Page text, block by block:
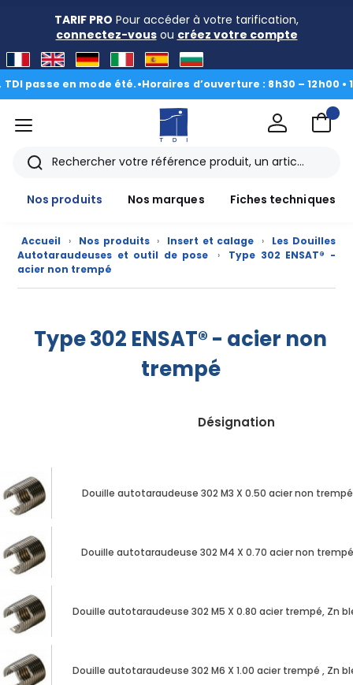
TARIF PRO Pour accéder à votre tarification,
connectez-vousou créez votre compte
passe en mode été.•Horaires d’ouverture : 8h30 – 12h00 •
Nos
CAD/3D
Catalogue
Documentations
Mon
compte
Mon
panier
Contact
menu
Rechercher
Nos produits
Nos marques Fiches techniques
Accueil › Nos produits › Insert et calage ›
Les Douilles
Autotaraudeuses et outil de pose
›
Type 302 ENSAT® -
acier non trempé
Type 302 ENSAT® - acier non
trempé
Désignation
Douille autotaraudeuse 302 M3 X 0.50 acier non trempé
Douille autotaraudeuse 302 M4 X 0.70 acier non trempé
Douille autotaraudeuse 302 M5 X 0.80 acier trempé, Zn
Douille autotaraudeuse 302 M6 X 1.00 acier trempé , Zn